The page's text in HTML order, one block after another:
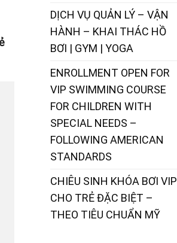
DỊCH VỤ QUẢN LÝ – VẬN
HÀNH – KHAI THÁC HỒ
BƠI | GYM | YOGA
ENROLLMENT OPEN FOR
VIP SWIMMING COURSE
FOR CHILDREN WITH
SPECIAL NEEDS –
FOLLOWING AMERICAN
STANDARDS
CHIÊU SINH KHÓA BƠI VIP
CHO TRẺ ĐẶC BIỆT –
THEO TIÊU CHUẨN MỸ